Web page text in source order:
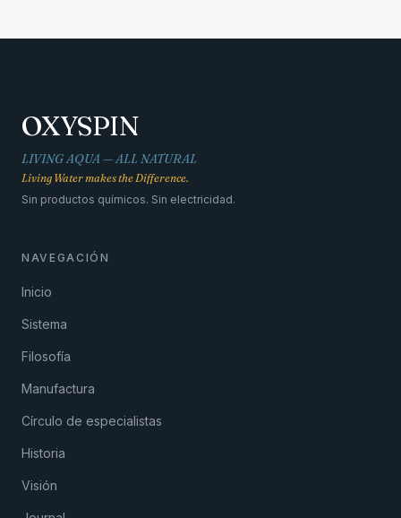
OXYSPIN
LIVING AQUA — ALL NATURAL
Living Water makes the Difference.
Sin productos químicos. Sin electricidad.
NAVEGACIÓN
Inicio
Sistema
Filosofía
Manufactura
Círculo de especialistas
Historia
Visión